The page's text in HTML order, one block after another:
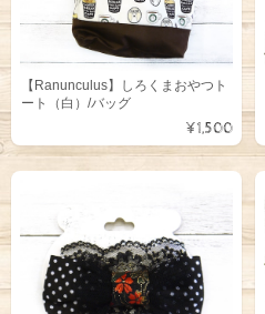
【Ranunculus】しろくまおやつト
ート（白）/バッグ
¥1,500